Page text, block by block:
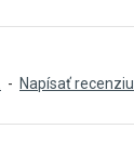
- Napísať recenziu